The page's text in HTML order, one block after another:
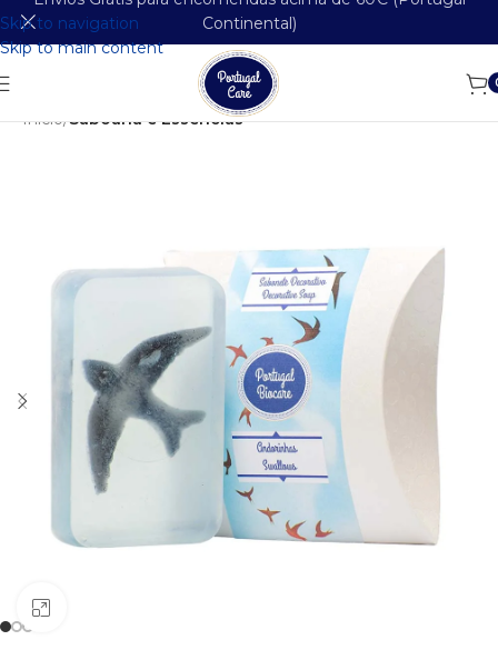
Skip to navigation
Skip to main content
Continental)
Início Saboaria e Essências